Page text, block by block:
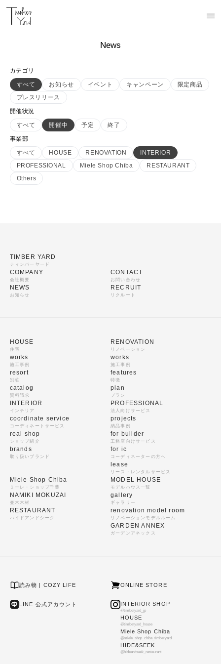
News
カテゴリ
すべて
お知らせ イベント キャンペーン
限定商品
プレスリリース
開催状況
すべて
開催中 予定
終了
事業部
すべて
HOUSE RENOVATION
INTERIOR
PROFESSIONAL
Miele Shop Chiba
RESTAURANT
Others
TIMBER YARD
ティンバーヤード
COMPANY
会社概要
NEWS
お知らせ
CONTACT
お問い合わせ
RECRUIT
リクルート
HOUSE
住宅
works
施工事例
resort
別荘
catalog
資料請求
RENOVATION
リノベーション
works
施工事例
features
特徴
plan
プラン
INTERIOR
インテリア
coordinate service
コーディネートサービス
real shop
ショップ紹介
brands
取り扱いブランド
PROFESSIONAL
法人向けサービス
projects
納品事例
for builder
工務店向けサービス
for ic
コーディネーターの方へ
lease
リース・レンタルサービス
Miele Shop Chiba
ミーレ・ショップ千葉
NAMIKI MOKUZAI
並木木材
RESTAURANT
ハイドアンドシーク
MODEL HOUSE
モデルハウス一覧
gallery
ギャラリー
renovation model room
リノベーションモデルルーム
GARDEN ANNEX
ガーデンアネックス
読み物 | COZY LIFE ONLINE STORE
LINE 公式アカウント INTERIOR SHOP
@timberyard_jp
HOUSE
@timberyard_house
Miele Shop Chiba
@miele_shop_chiba_timberyard
HIDE&SEEK
@hideandseek_restaurant